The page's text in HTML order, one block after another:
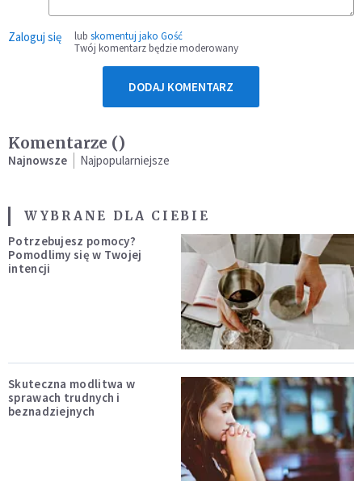
Zaloguj się lub skomentuj jako Gość
Twój komentarz będzie moderowany
DODAJ KOMENTARZ
Komentarze ()
Najnowsze Najpopularniejsze
WYBRANE DLA CIEBIE
Potrzebujesz pomocy?
Pomodlimy się w Twojej
intencji
Skuteczna modlitwa w
sprawach trudnych i
beznadziejnych